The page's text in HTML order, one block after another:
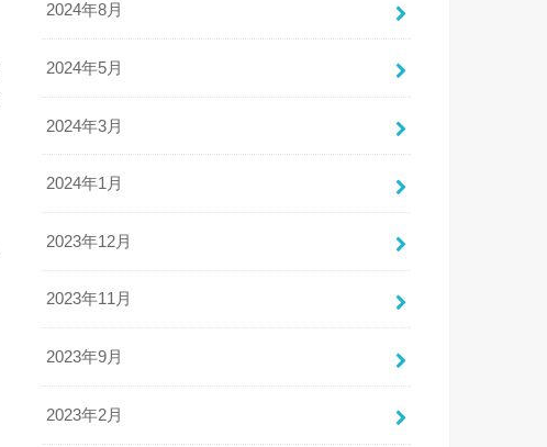
2024年8月
2024年5月
2024年3月
2024年1月
2023年12月
2023年11月
2023年9月
2023年2月